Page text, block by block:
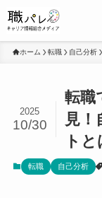
ホーム 転職 自己分析
転職
見！
トと
2025
10/30
転職 自己分析